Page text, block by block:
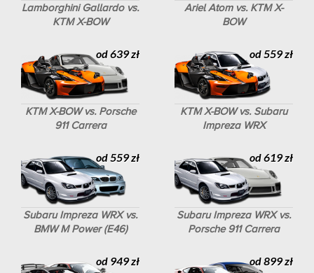
Lamborghini Gallardo vs.
KTM X-BOW
Ariel Atom vs. KTM X-
BOW
KTM X-BOW vs. Porsche
911 Carrera
od 639 zł
KTM X-BOW vs. Subaru
Impreza WRX
od 559 zł
Subaru Impreza WRX vs.
BMW M Power (E46)
od 559 zł
Subaru Impreza WRX vs.
Porsche 911 Carrera
od 619 zł
od 949 zł od 899 zł